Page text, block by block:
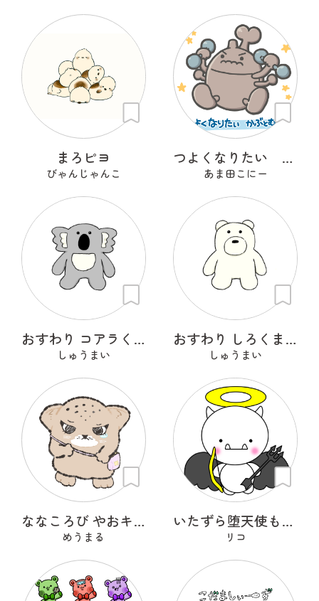
まろピヨ
びゃんじゃんこ
つよくなりたい かぶとむし
あま田こにー
おすわり コアラくん
しゅうまい
おすわり しろくまくん
しゅうまい
ななころび やおキング
めうまる
いたずら堕天使もんもん
リコ